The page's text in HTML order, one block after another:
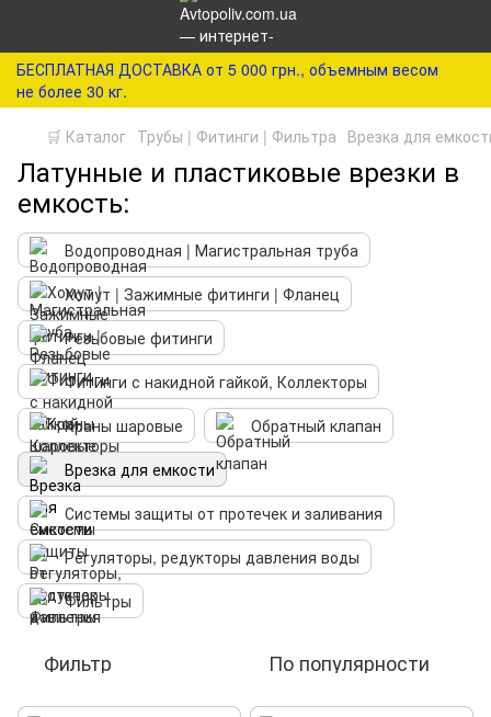
БЕСПЛАТНАЯ ДОСТАВКА от 5 000 грн., объемным весом
не более 30 кг.
🛒 Каталог Трубы | Фитинги | Фильтра Врезка для
Латунные и пластиковые врезки в
емкость:
Водопроводная | Магистральная труба
Хомут | Зажимные фитинги | Фланец
Резьбовые фитинги
Фитинги с накидной гайкой, Коллекторы
Краны шаровые
Обратный клапан
Врезка для емкости
Системы защиты от протечек и заливания
Регуляторы, редукторы давления воды
Фильтры
Фильтр По популярности